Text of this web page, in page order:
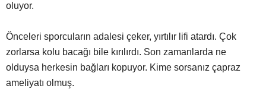
oluyor.
Önceleri sporcuların adalesi çeker, yırtılır lifi atardı. Çok
zorlarsa kolu bacağı bile kırılırdı. Son zamanlarda ne
olduysa herkesin bağları kopuyor. Kime sorsanız çapraz
ameliyatı olmuş.